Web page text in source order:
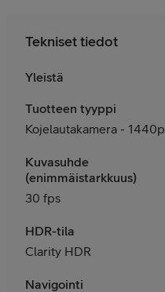
Tekniset tiedot
Yleistä
Tuotteen tyyppi
Kojelautakamera - 1440p
Kuvasuhde
(enimmäistarkkuus)
30 fps
HDR-tila
Clarity HDR
Navigointi